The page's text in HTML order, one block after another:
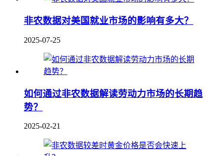
非农数据对美国就业市场的影响有多大？
2025-07-25
如何通过非农数据解读劳动力市场的长期趋
势？
2025-02-21